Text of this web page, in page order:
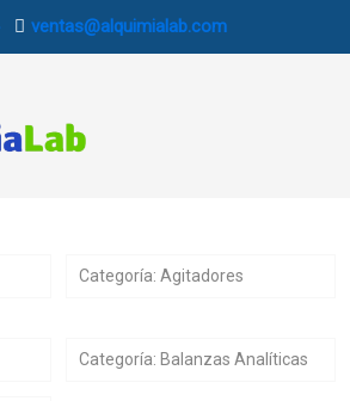
ventas@alquimialab.com
Categoría: Agitadores
Categoría: Balanzas Analíticas